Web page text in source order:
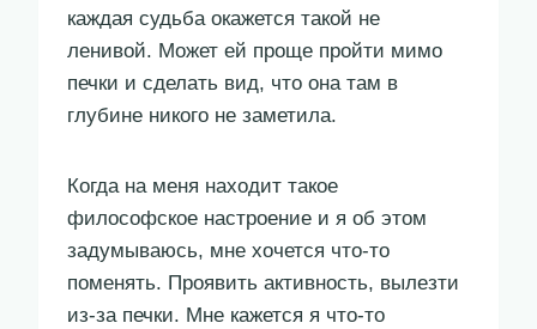
каждая судьба окажется такой не
ленивой. Может ей проще пройти мимо
печки и сделать вид, что она там в
глубине никого не заметила.
Когда на меня находит такое
философское настроение и я об этом
задумываюсь, мне хочется что-то
поменять. Проявить активность, вылезти
из-за печки. Мне кажется я что-то